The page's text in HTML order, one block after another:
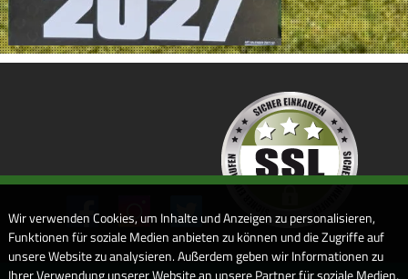
Wir verwenden Cookies, um Inhalte und Anzeigen zu personalisieren,
Funktionen für soziale Medien anbieten zu können und die Zugriffe auf
unsere Website zu analysieren. Außerdem geben wir Informationen zu